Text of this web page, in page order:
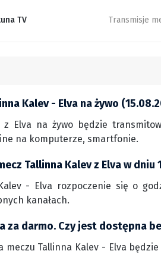
TV Transmisje
Kalev - Elva na żywo
z Elva na żywo będzie
na komputerze, smartfonie.
Tallinna Kalev z Elva w dniu
- Elva rozpoczenie się o
kanałach.
za darmo. Czy jest dostępna
meczu Tallinna Kalev - Elva